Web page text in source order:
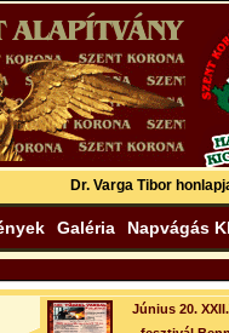
Dr. Varga Tibor
Galéria Napvágás
Június 20.